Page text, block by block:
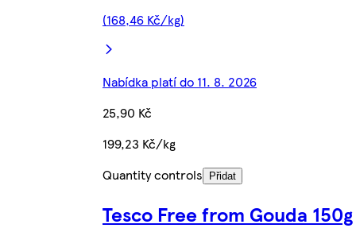
(168,46 Kč/kg)
Nabídka platí do 11. 8. 2026
25,90 Kč
199,23 Kč/kg
Quantity controls
Přidat
Tesco Free from Gouda 150g